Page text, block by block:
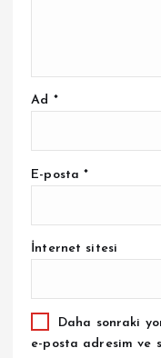
Ad *
E-posta*
İnternet sitesi
Daha sonraki
e-posta adresim ve